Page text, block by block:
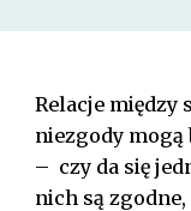
Relacje między
niezgody mogą
– czy da się
nich są